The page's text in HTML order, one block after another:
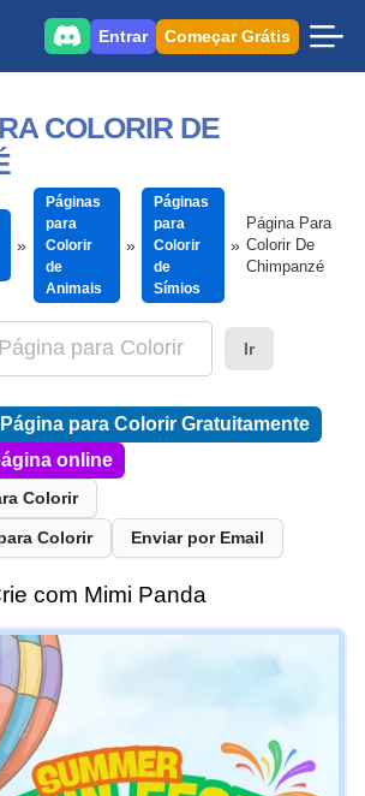
Entrar Começar Grátis
COLORIR DE
Páginas
para
Colorir
de
Animais
Páginas
para
Colorir
de
Símios
Página Para
Colorir De
Chimpanzé
Ir
para Colorir Gratuitamente
online
Colorir
Colorir Enviar por Email
com Mimi Panda